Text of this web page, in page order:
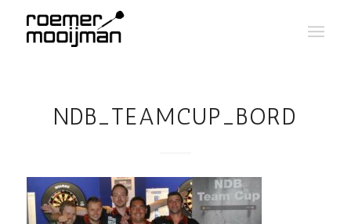
NDB_TEAMCUP_BORD